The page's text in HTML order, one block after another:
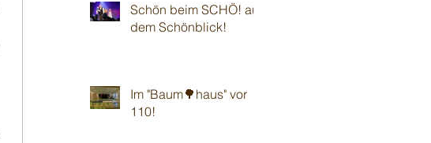
Schön beim SCHÖ! auf
dem Schönblick!
Im "Baum🌳haus" vor
110!